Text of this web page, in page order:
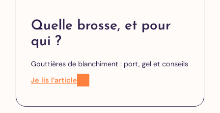
Quelle brosse, et pour
qui ?
Gouttières de blanchiment : port, gel et conseils
Je lis l’article